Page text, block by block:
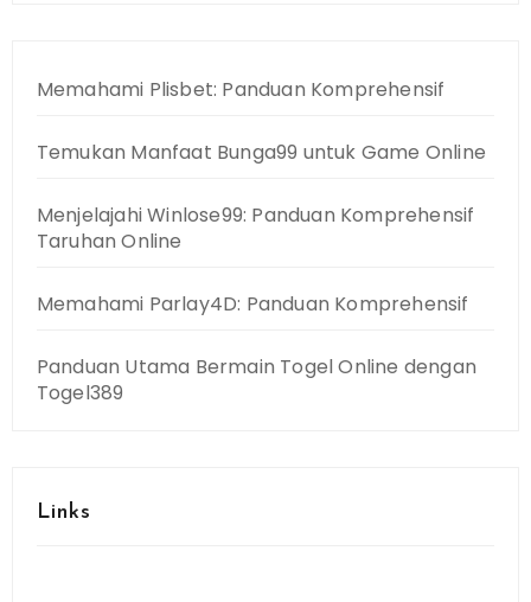
Memahami Plisbet: Panduan Komprehensif
Temukan Manfaat Bunga99 untuk Game Online
Menjelajahi Winlose99: Panduan Komprehensif
Taruhan Online
Memahami Parlay4D: Panduan Komprehensif
Panduan Utama Bermain Togel Online dengan
Togel389
Links